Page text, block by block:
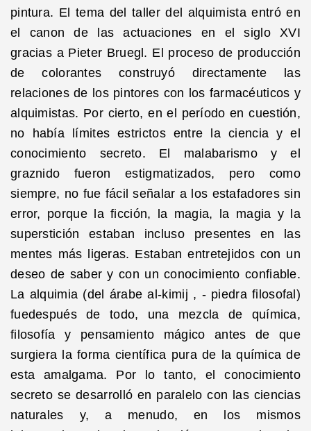
pintura. El tema del taller del alquimista entró en
el canon de las actuaciones en el siglo XVI
gracias a Pieter Bruegl. El proceso de producción
de colorantes construyó directamente las
relaciones de los pintores con los farmacéuticos y
alquimistas. Por cierto, en el período en cuestión,
no había límites estrictos entre la ciencia y el
conocimiento secreto. El malabarismo y el
graznido fueron estigmatizados, pero como
siempre, no fue fácil señalar a los estafadores sin
error, porque la ficción, la magia, la magia y la
superstición estaban incluso presentes en las
mentes más ligeras. Estaban entretejidos con un
deseo de saber y con un conocimiento confiable.
La alquimia (del árabe al-kimij , - piedra filosofal)
fuedespués de todo, una mezcla de química,
filosofía y pensamiento mágico antes de que
surgiera la forma científica pura de la química de
esta amalgama. Por lo tanto, el conocimiento
secreto se desarrolló en paralelo con las ciencias
naturales y, a menudo, en los mismos